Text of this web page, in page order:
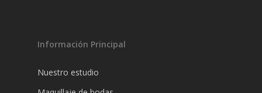
Información Principal
Nuestro estudio